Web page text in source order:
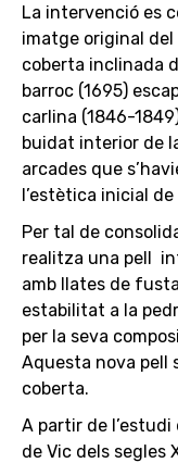
La intervenció es
imatge original del
coberta inclinada
barroc (1695)
carlina (1846-
buidat interior de
arcades que
l’estètica inicial
Per tal de
realitza una pell
amb llates de
estabilitat a la
per la seva
Aquesta nova pell
coberta.
A partir de
de Vic dels segles